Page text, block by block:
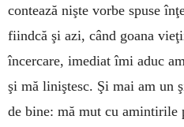
contează nişte vorbe spuse
fiindcă şi azi, când goana
încercare, imediat îmi aduc
şi mă liniştesc. Şi mai am un
de bine: mă mut cu amintirile